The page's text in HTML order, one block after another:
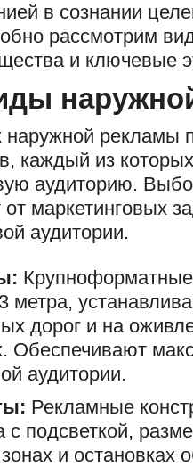
в сознании
рассмотрим
и ключевые
рекламы
каждый из
аудиторию.
от маркетинговых
аудитории.
метра,
дорог и на
Обеспечивают
аудитории.
Рекламные
с подсветкой,
и остановках